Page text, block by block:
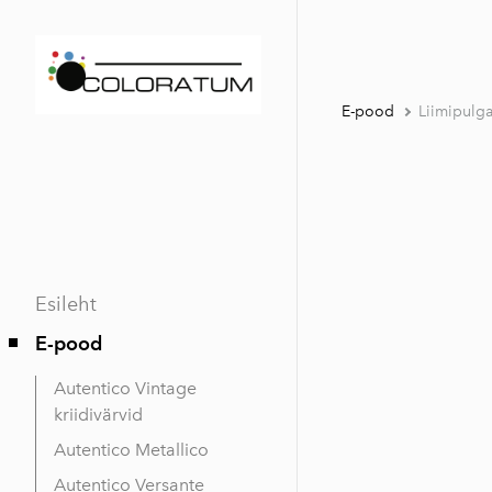
Esileht
E-pood
Autentico Vintage
kriidivärvid
Autentico Metallico
Autentico Versante
E-pood